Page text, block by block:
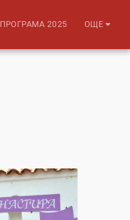
ПРОГРАМА 2025 ОЩЕ